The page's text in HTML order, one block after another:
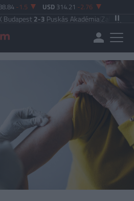
-1.5 USD 314.21 -2.76
2-3Puskás Akadémia|Zalaegerszegi TE